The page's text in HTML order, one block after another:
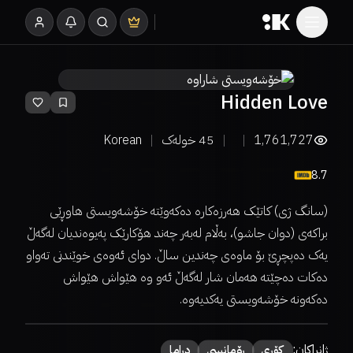
Hidden Love
1,761,727
45خولەک Korean
8.7
(سانگ ژی) کاتێک هەرزەکارە دەکەوێتە خۆشەویستی هاوڕێی
براکەی (دوان جاشو)، بەڵام لەبەر چەند هۆکارێک پەیوەندیان لەگەڵ
یەک دەپچڕێ بۆ ماوەی چەندین ساڵ. دوای ئەوەی خوێندنی تەواو
دەکات دەچێتە هەمان شار لەگەڵ ئەو وە هێواش هێواش
دەکەونە خۆشەویستی یەکدیەوە.